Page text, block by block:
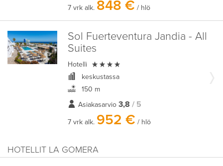
7 vrk alk. 848 € / hlö
Sol Fuerteventura Jandia - All
Suites
Hotelli 
keskustassa
150 m
Asiakasarvio 3,8 / 5
7 vrk alk. 952 € / hlö
HOTELLIT LA GOMERA